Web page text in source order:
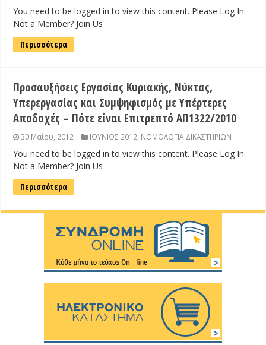
You need to be logged in to view this content. Please Log In.
Not a Member? Join Us
Περισσότερα
Προσαυξήσεις Εργασίας Κυριακής, Νύκτας,
Υπερεργασίας και Συμψηφισμός με Υπέρτερες
Αποδοχές – Πότε είναι Επιτρεπτό ΑΠ1322/2010
30 Μαΐου, 2012 ΙΟΥΝΙΟΣ 2012, ΝΟΜΟΛΟΓΙΑ ΔΙΚΑΣΤΗΡΙΩΝ
You need to be logged in to view this content. Please Log In.
Not a Member? Join Us
Περισσότερα